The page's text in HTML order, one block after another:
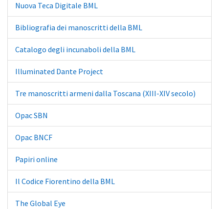
Nuova Teca Digitale BML
Bibliografia dei manoscritti della BML
Catalogo degli incunaboli della BML
Illuminated Dante Project
Tre manoscritti armeni dalla Toscana (XIII-XIV secolo)
Opac SBN
Opac BNCF
Papiri online
Il Codice Fiorentino della BML
The Global Eye